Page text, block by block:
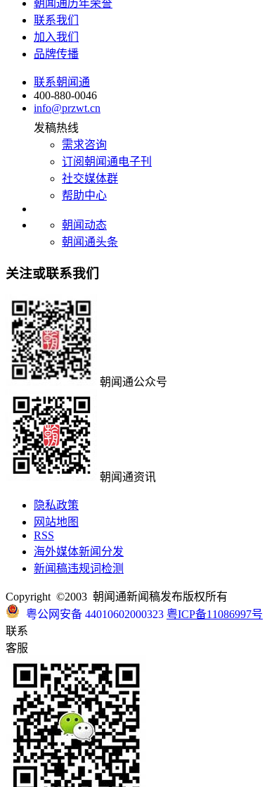
朝闻通历年荣誉
联系我们
加入我们
品牌传播
联系朝闻通
400-880-0046
info@przwt.cn
发稿热线
需求咨询
订阅朝闻通电子刊
社交媒体群
帮助中心
朝闻动态
朝闻通头条
关注或联系我们
朝闻通公众号
朝闻通资讯
隐私政策
网站地图
RSS
海外媒体新闻分发
新闻稿违规词检测
Copyright ©2003 朝闻通新闻稿发布版权所有
粤公网安备 44010602000323 粤ICP备11086997号
联系
客服